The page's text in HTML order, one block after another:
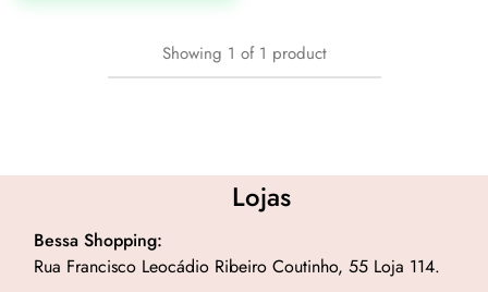
Showing 1 of 1 product
Lojas
Bessa Shopping:
Rua Francisco Leocádio Ribeiro Coutinho, 55 Loja 114.